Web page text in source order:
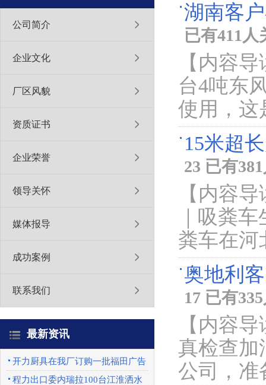
公司简介
企业文化
厂区风貌
资质证书
企业荣誉
领导关怀
媒体报导
成功案例
联系我们
最新资讯
开力厨具在我厂订购一批福田广告
车
程力出口委内瑞拉100台江淮洒水
湖南客
已有411
【内容
台4吨东
使用，这
15米超
23 已有
【内容
｜吸粪
粪车在河
奥地利
17 已有
【内容
真检查加
公司，准